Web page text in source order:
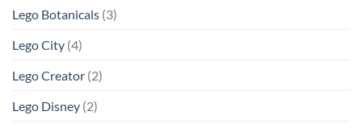
Lego Botanicals (3)
Lego City (4)
Lego Creator (2)
Lego Disney (2)